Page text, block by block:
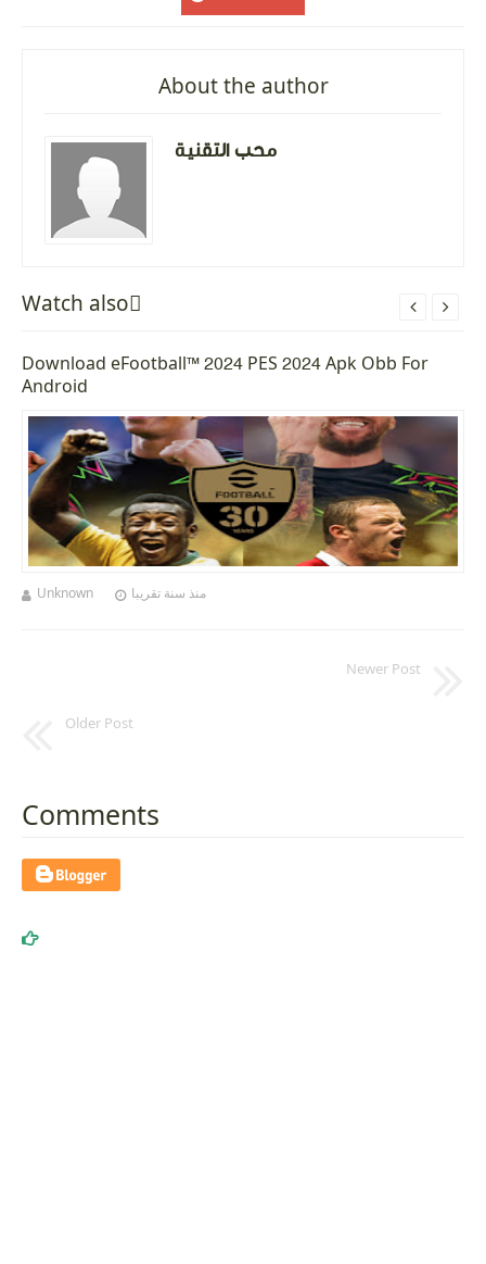
About the author
محب التقنية
Watch alsoً
Download eFootball™ 2024 PES 2024 Apk Obb For
Android
Unknown منذ سنة تقريبا
 
Newer Post
Older Post
Comments